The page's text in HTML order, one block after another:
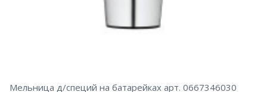
Мельница д/специй на батарейках арт. 0667346030